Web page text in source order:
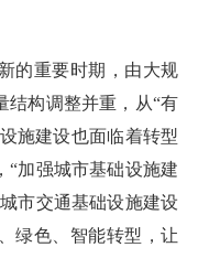
重要时期，由大规
结构调整并重，从“有
施建设也面临着转型
“加强城市基础设施建
市交通基础设施建设
绿色、智能转型，让